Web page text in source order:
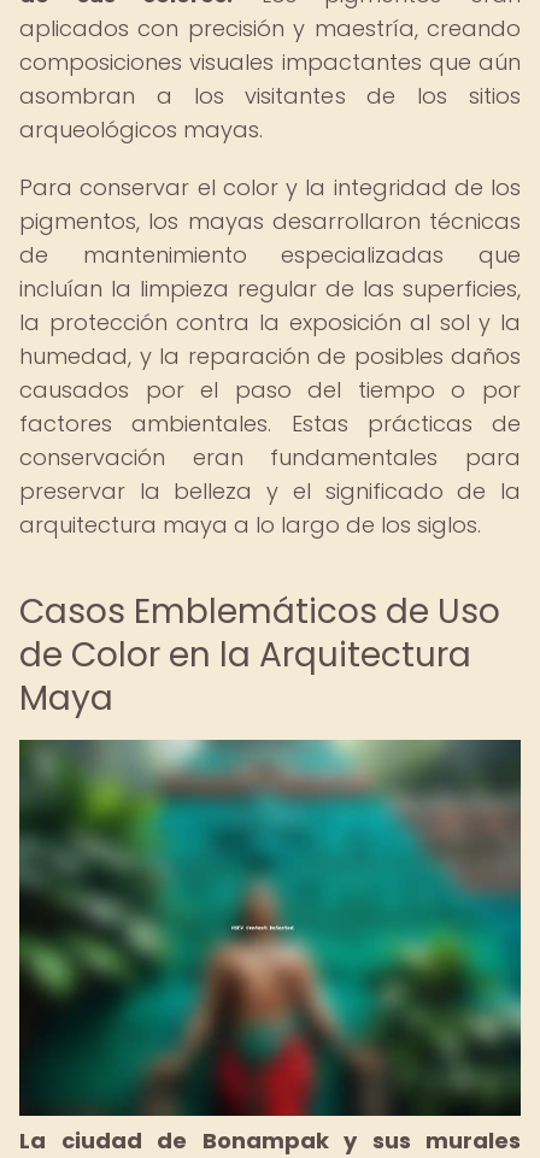
aplicados con precisión y maestría, creando
composiciones visuales impactantes que aún
asombran a los visitantes de los sitios
arqueológicos mayas.
Para conservar el color y la integridad de los
pigmentos, los mayas desarrollaron técnicas
de mantenimiento especializadas que
incluían la limpieza regular de las superficies,
la protección contra la exposición al sol y la
humedad, y la reparación de posibles daños
causados por el paso del tiempo o por
factores ambientales. Estas prácticas de
conservación eran fundamentales para
preservar la belleza y el significado de la
arquitectura maya a lo largo de los siglos.
Casos Emblemáticos de Uso
de Color en la Arquitectura
Maya
La ciudad de Bonampak y sus murales